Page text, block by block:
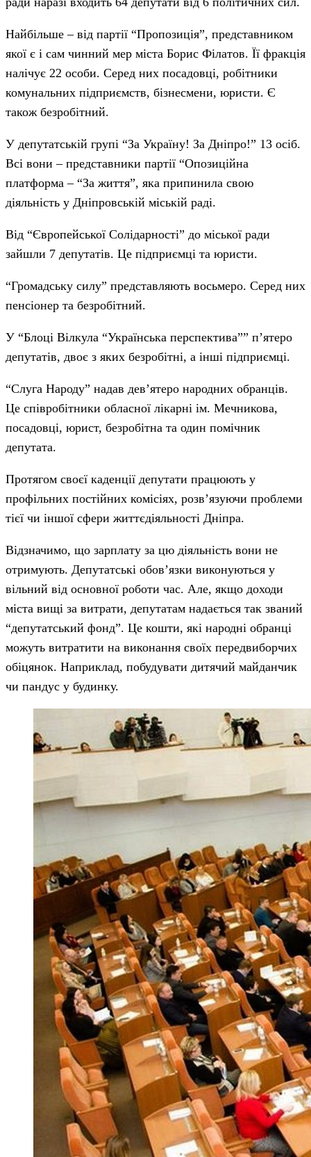
Найбільше – від партії “Пропозиція”, представником
якої є і сам чинний мер міста Борис Філатов. Її фракція
налічує 22 особи. Серед них посадовці, робітники
комунальних підприємств, бізнесмени, юристи. Є
також безробітний.
У депутатській групі “За Україну! За Дніпро!” 13 осіб.
Всі вони – представники партії “Опозиційна
платформа – “За життя”, яка припинила свою
діяльність у Дніпровській міській раді.
Від “Європейської Солідарності” до міської ради
зайшли 7 депутатів. Це підприємці та юристи.
“Громадську силу” представляють восьмеро. Серед них
пенсіонер та безробітний.
У “Блоці Вілкула “Українська перспектива”” п’ятеро
депутатів, двоє з яких безробітні, а інші підприємці.
“Слуга Народу” надав дев’ятеро народних обранців.
Це співробітники обласної лікарні ім. Мечникова,
посадовці, юрист, безробітна та один помічник
депутата.
Протягом своєї каденції депутати працюють у
профільних постійних комісіях, розв’язуючи проблеми
тієї чи іншої сфери життєдіяльності Дніпра.
Відзначимо, що зарплату за цю діяльність вони не
отримують. Депутатські обов’язки виконуються у
вільний від основної роботи час. Але, якщо доходи
міста вищі за витрати, депутатам надається так званий
“депутатський фонд”. Це кошти, які народні обранці
можуть витратити на виконання своїх передвиборчих
обіцянок. Наприклад, побудувати дитячий майданчик
чи пандус у будинку.